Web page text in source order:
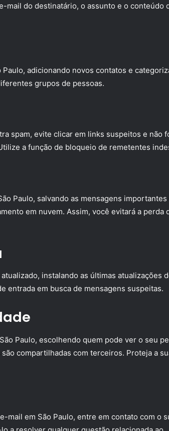
mail do destinatário, o assunto e o conteúdo
adicionando novos contatos e
grupos de pessoas.
spam, evite clicar em links suspeitos e não
a função de bloqueio de remetentes
Paulo, salvando as mensagens importantes
em nuvem. Assim, você evitará a perda
instalando as últimas atualizações
entrada em busca de mensagens suspeitas.
Paulo, escolhendo quem pode ver o seu
compartilhadas com terceiros. Proteja a
mail em São Paulo, entre em contato com o